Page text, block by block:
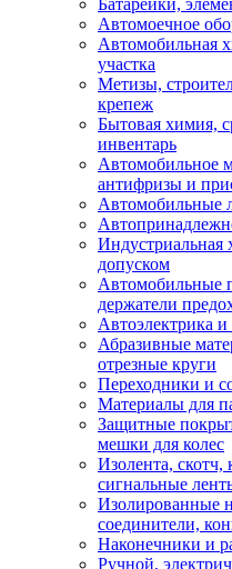
Батарейки,
Автомоечное
Автомобильная
участка
Метизы,
крепеж
Бытовая химия,
инвентарь
Автомобильное
антифризы и
Автомобильные
допуском
Автомобильные
держатели
Автоэлектрика
Абразивные
отрезные круги
Переходники и
Материалы для
Защитные
мешки для колес
Изолента, скотч,
сигнальные
Изолированные
соединители,
Наконечники и
Ручной,